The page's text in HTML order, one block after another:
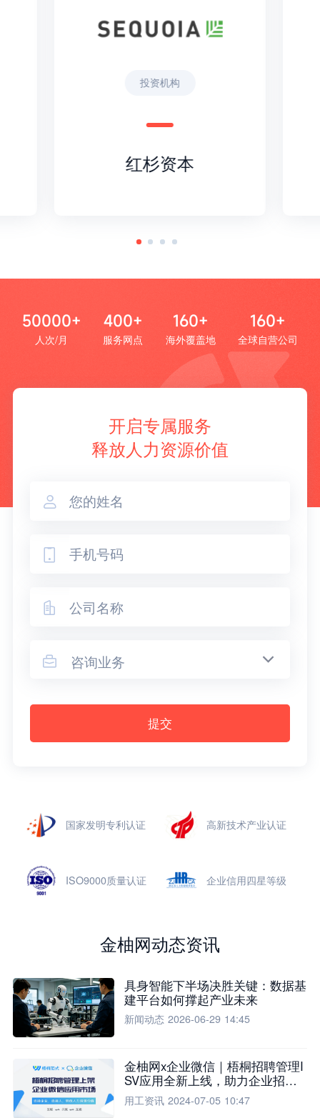
投资机构
红杉资本
50000+
人次/月
400+
服务网点
160+
海外覆盖地
160+
全球自营公司
开启专属服务
释放人力资源价值



 咨询业务
提交
国家发明专利认证 高新技术产业认证
ISO9000质量认证 企业信用四星等级
金柚网动态资讯
具身智能下半场决胜关键：数据基
建平台如何撑起产业未来
新闻动态 2026-06-29 14:45
金柚网x企业微信｜梧桐招聘管理I
SV应用全新上线，助力企业招聘
流程全面升级
用工资讯 2024-07-05 10:47